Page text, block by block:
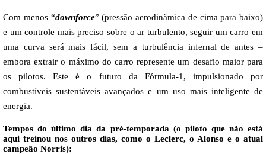
Com menos “downforce” (pressão aerodinâmica de cima para baixo)
e um controle mais preciso sobre o ar turbulento, seguir um carro em
uma curva será mais fácil, sem a turbulência infernal de antes –
embora extrair o máximo do carro represente um desafio maior para
os pilotos. Este é o futuro da Fórmula-1, impulsionado por
combustíveis sustentáveis avançados e um uso mais inteligente de
energia.
Tempos do último dia da pré-temporada (o piloto que não está
aqui treinou nos outros dias, como o Leclerc, o Alonso e o atual
campeão Norris):